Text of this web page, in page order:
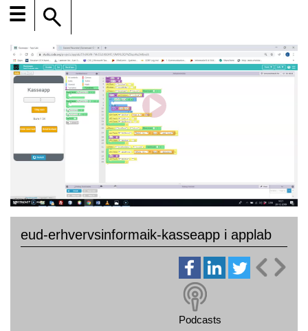
☰
eud-erhvervsinformaik-kasseapp i applab
Podcasts